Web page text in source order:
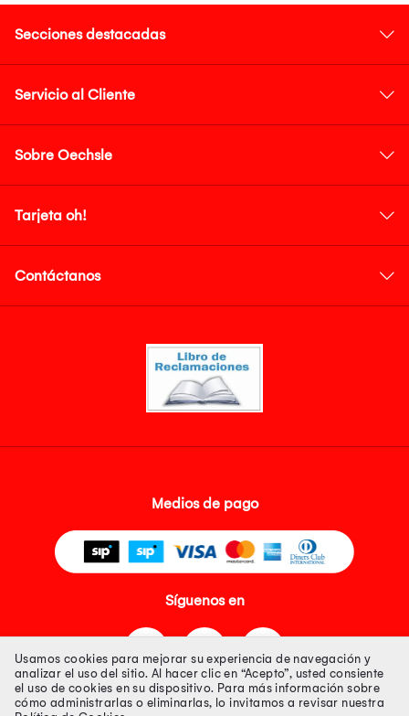
Secciones destacadas
Servicio al Cliente
Sobre Oechsle
Tarjeta oh!
Contáctanos
Medios de pago
Síguenos en
Usamos cookies para mejorar su experiencia de navegación y
analizar el uso del sitio. Al hacer clic en “Acepto”, usted consiente
el uso de cookies en su dispositivo. Para más información sobre
cómo administrarlas o eliminarlas, lo invitamos a revisar nuestra